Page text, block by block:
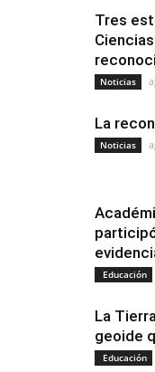
Tres
Noticias
La
Noticias
Educación
La
geoide
Educación